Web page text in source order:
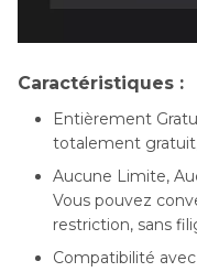
Caractéristiques :
Entièrement
totalement gratuit,
Aucune Limite,
Vous pouvez
restriction, sans
Compatibilité